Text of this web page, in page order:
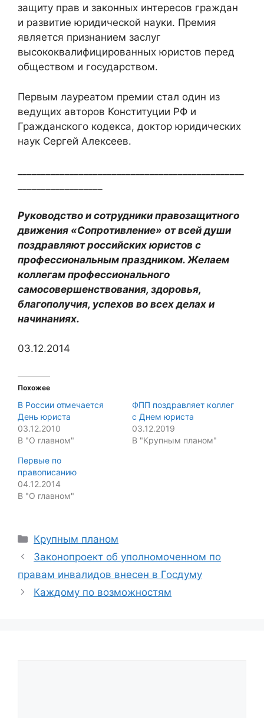
защиту прав и законных интересов граждан
и развитие юридической науки. Премия
является признанием заслуг
высококвалифицированных юристов перед
обществом и государством.
Первым лауреатом премии стал один из
ведущих авторов Конституции РФ и
Гражданского кодекса, доктор юридических
наук Сергей Алексеев.
Руководство и сотрудники правозащитного
движения «Сопротивление» от всей души
поздравляют российских юристов с
профессиональным праздником. Желаем
коллегам профессионального
самосовершенствования, здоровья,
благополучия, успехов во всех делах и
начинаниях.
03.12.2014
Похожее
В России отмечается
День юриста
03.12.2010
В "О главном"
ФПП поздравляет коллег
с Днем юриста
03.12.2019
В "Крупным планом"
Первые по
правописанию
04.12.2014
В "О главном"
Categories
Крупным планом
Законопроект об уполномоченном по
правам инвалидов внесен в Госдуму
Каждому по возможностям